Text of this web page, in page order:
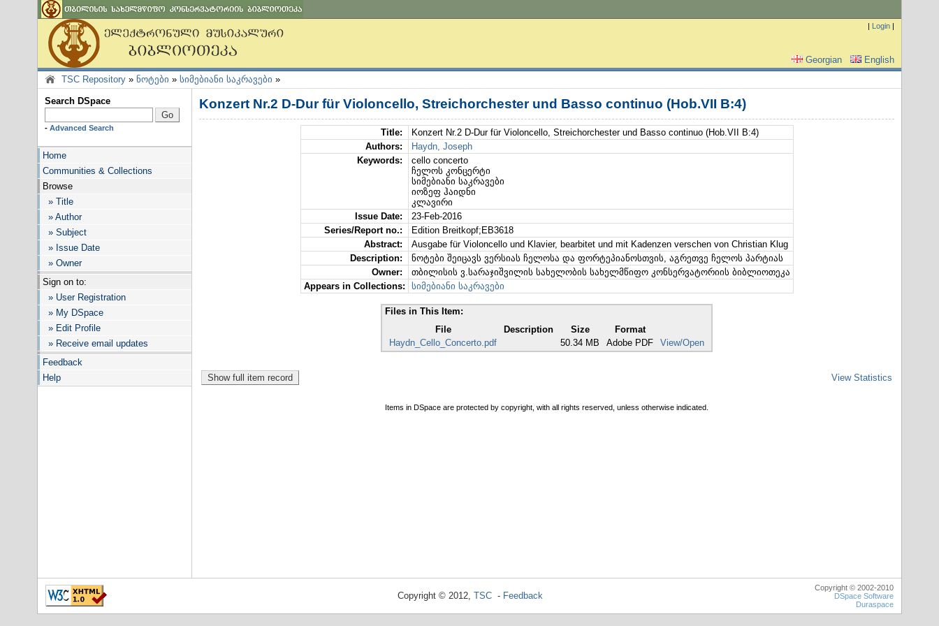
| Login |
Georgian
English
TSC Repository » ნოტები » სიმებიანი საკრავები »
Search DSpace
- Advanced Search
Home
Communities & Collections
Browse
» Title
» Author
» Subject
» Issue Date
» Owner
Sign on to:
» User Registration
» My DSpace
» Edit Profile
» Receive email updates
Feedback
Help
Konzert Nr.2 D-Dur für Violoncello, Streichorchester und Basso continuo (Hob.VII B:4)
Title:
Konzert Nr.2 D-Dur für Violoncello, Streichorchester und Basso continuo (Hob.VII B:4)
Authors:
Haydn, Joseph
Keywords:
cello concerto
ჩელოს კონცერტი
სიმებიანი საკრავები
იოზეფ ჰაიდნი
კლავირი
Issue Date:
23-Feb-2016
Series/Report no.:
Edition Breitkopf;EB3618
Abstract:
Ausgabe für Violoncello und Klavier, bearbitet und mit Kadenzen verschen von Christian Klug
Description:
ნოტები შეიცავს ვერსიას ჩელოსა და ფორტეპიანოსთვის, აგრეთვე ჩელოს პარტიას
Owner:
თბილისის ვ.სარაჯიშვილის სახელობის სახელმწიფო კონსერვატორიის ბიბლიოთეკა
Appears in Collections:
სიმებიანი საკრავები
Files in This Item:
File
Description Size
Format
Haydn_Cello_Concerto.pdf
50.34 MB Adobe PDF View/Open
View Statistics
Items in DSpace are protected by copyright, with all rights reserved, unless otherwise indicated.
Copyright © 2012, TSC- Feedback
Copyright © 2002-2010
DSpace Software
Duraspace